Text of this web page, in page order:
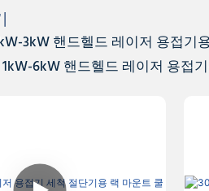
3kW 핸드헬드 레이저 용접기
6kW 핸드헬드 레이저 용접